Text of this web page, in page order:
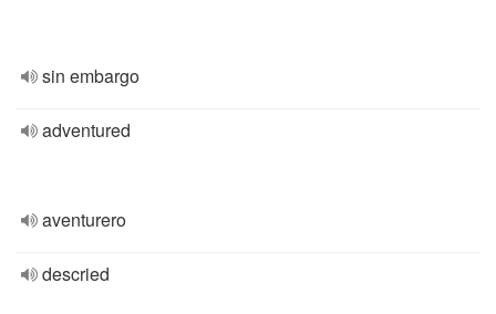
sin embargo
adventured
aventurero
descried